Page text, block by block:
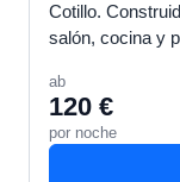
Cotillo.
salón, cocina y
ab
120 €
por noche